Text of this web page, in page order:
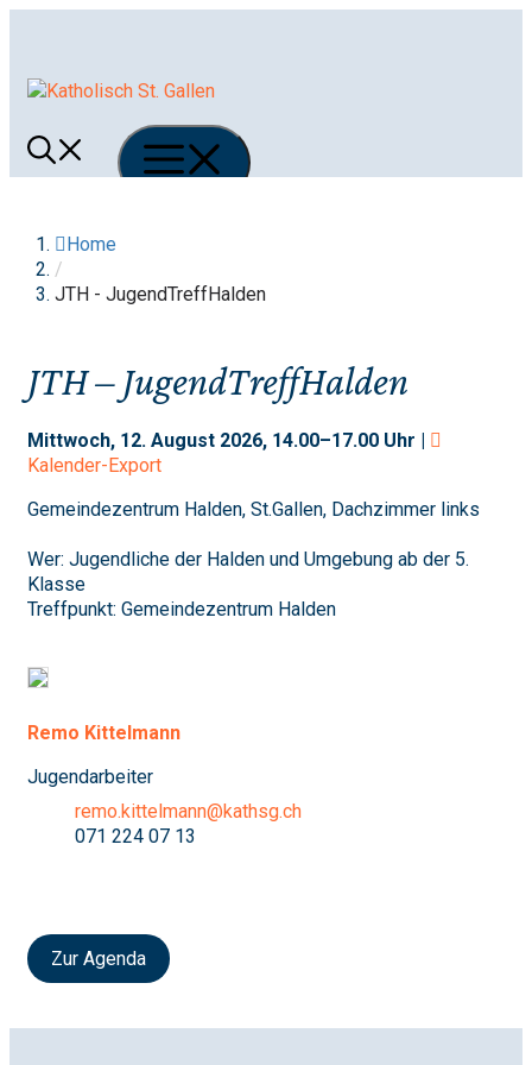
Menü
Home
/
JTH - JugendTreffHalden
JTH – JugendTreffHalden
Mittwoch, 12. August 2026, 14.00–17.00 Uhr |
Kalender-Export
Gemeindezentrum Halden, St.Gallen, Dachzimmer links
Wer: Jugendliche der Halden und Umgebung ab der 5.
Klasse
Treffpunkt: Gemeindezentrum Halden
Remo Kittelmann
Jugendarbeiter
remo.kittelmann@kathsg.ch
071 224 07 13
Zur Agenda